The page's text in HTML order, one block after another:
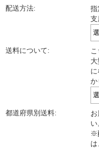
配送方法:
指
支
送料について:
か
都道府県別送料:
い
※